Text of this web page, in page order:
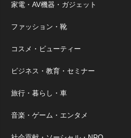
家電・AV機器・ガジェット
ファッション・靴
コスメ・ビューティー
ビジネス・教育・セミナー
旅行・暮らし・車
音楽・ゲーム・エンタメ